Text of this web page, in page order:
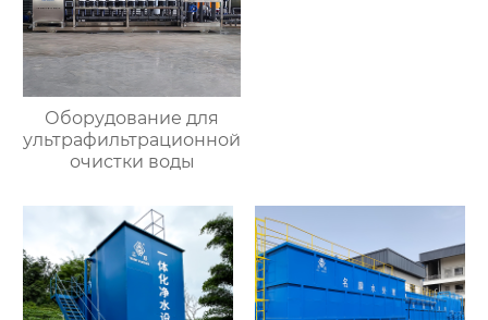
Оборудование для
ультрафильтрационной
очистки воды